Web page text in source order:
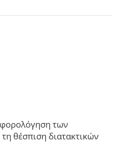
των
θέσπιση διατακτικών